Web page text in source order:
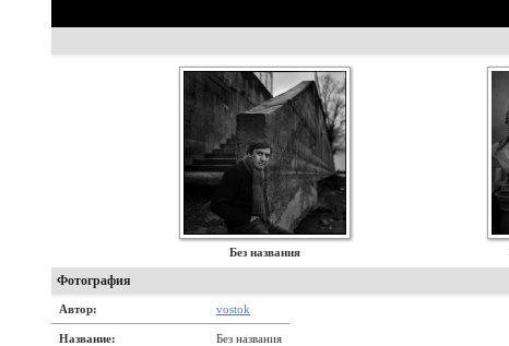
Без названия
Фотография
Автор: vostok
Название: Без названия